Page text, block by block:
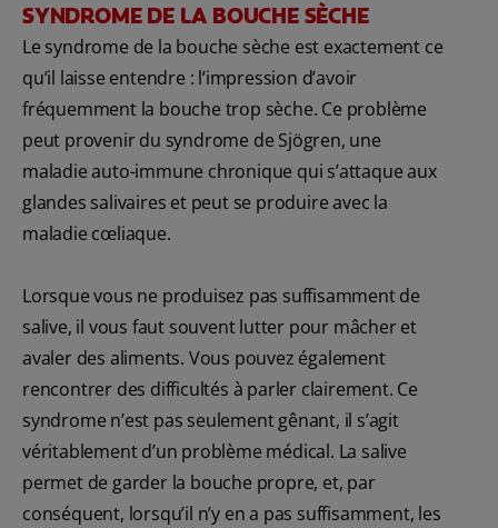
SYNDROME DE LA BOUCHE SÈCHE
Le syndrome de la bouche sèche est exactement ce
qu’il laisse entendre : l’impression d’avoir
fréquemment la bouche trop sèche. Ce problème
peut provenir du syndrome de Sjögren, une
maladie auto-immune chronique qui s’attaque aux
glandes salivaires et peut se produire avec la
maladie cœliaque.
Lorsque vous ne produisez pas suffisamment de
salive, il vous faut souvent lutter pour mâcher et
avaler des aliments. Vous pouvez également
rencontrer des difficultés à parler clairement. Ce
syndrome n’est pas seulement gênant, il s’agit
véritablement d’un problème médical. La salive
permet de garder la bouche propre, et, par
conséquent, lorsqu’il n’y en a pas suffisamment, les